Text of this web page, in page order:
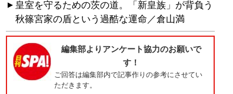
皇室を守るための茨の道。「新皇族」が背負う
秋篠宮家の盾という過酷な運命／倉山満